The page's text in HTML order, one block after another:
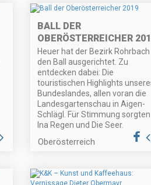
BALL DER
OBERÖSTERREICHER
Heuer hat der Bezirk Rohrbach
den Ball ausgerichtet. Zu
entdecken dabei: Die
touristischen Highlights
Bundeslandes, allen voran die
Landesgartenschau in Aigen-
Schlägl. Für Stimmung sorgten
Ina Regen und Die Seer.
Oberösterreich